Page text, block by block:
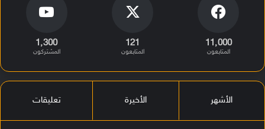
11٬000
المتابعون
121
المتابعون
1٬300
المشتركون
الأشهر الأخيرة تعليقات